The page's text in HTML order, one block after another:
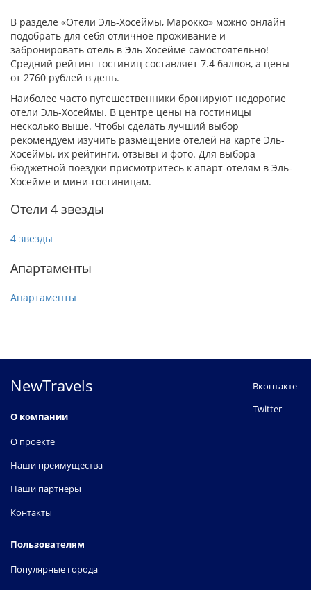
В разделе «Отели Эль-Хосеймы, Марокко» можно онлайн
подобрать для себя отличное проживание и
забронировать отель в Эль-Хосейме самостоятельно!
Средний рейтинг гостиниц составляет 7.4 баллов, а цены
от 2760 рублей в день.
Наиболее часто путешественники бронируют недорогие
отели Эль-Хосеймы. В центре цены на гостиницы
несколько выше. Чтобы сделать лучший выбор
рекомендуем изучить размещение отелей на карте Эль-
Хосеймы, их рейтинги, отзывы и фото. Для выбора
бюджетной поездки присмотритесь к апарт-отелям в Эль-
Хосейме и мини-гостиницам.
Отели 4 звезды
4 звезды
Апартаменты
Апартаменты
NewTravels
О компании
О проекте
Наши преимущества
Наши партнеры
Контакты
Пользователям
Популярные города
Вконтакте
Twitter